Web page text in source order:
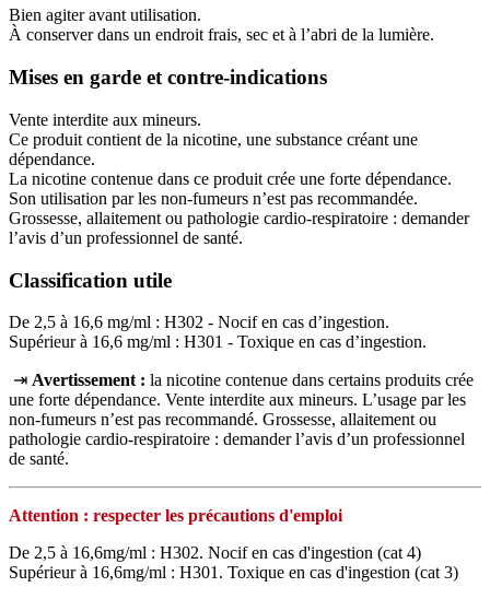
Bien agiter avant utilisation.
À conserver dans un endroit frais, sec et à l’abri de la lumière.
Mises en garde et contre-indications
Vente interdite aux mineurs.
Ce produit contient de la nicotine, une substance créant une
dépendance.
La nicotine contenue dans ce produit crée une forte dépendance.
Son utilisation par les non-fumeurs n’est pas recommandée.
Grossesse, allaitement ou pathologie cardio-respiratoire : demander
l’avis d’un professionnel de santé.
Classification utile
De 2,5 à 16,6 mg/ml : H302 - Nocif en cas d’ingestion.
Supérieur à 16,6 mg/ml : H301 - Toxique en cas d’ingestion.
⇥ Avertissement : la nicotine contenue dans certains produits crée
une forte dépendance. Vente interdite aux mineurs. L’usage par les
non‑fumeurs n’est pas recommandé. Grossesse, allaitement ou
pathologie cardio‑respiratoire : demander l’avis d’un professionnel
de santé.
Attention : respecter les précautions d'emploi
De 2,5 à 16,6mg/ml : H302. Nocif en cas d'ingestion (cat 4)
Supérieur à 16,6mg/ml : H301. Toxique en cas d'ingestion (cat 3)